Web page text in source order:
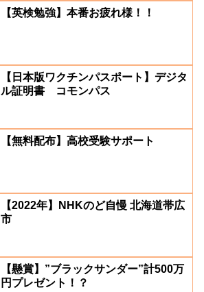
【英検勉強】本番お疲れ様！！
【日本版ワクチンパスポート】デジタ
ル証明書 コモンパス
【無料配布】高校受験サポート
【2022年】NHKのど自慢 北海道帯広
市
【懸賞】”ブラックサンダー”計500万
円プレゼント！？